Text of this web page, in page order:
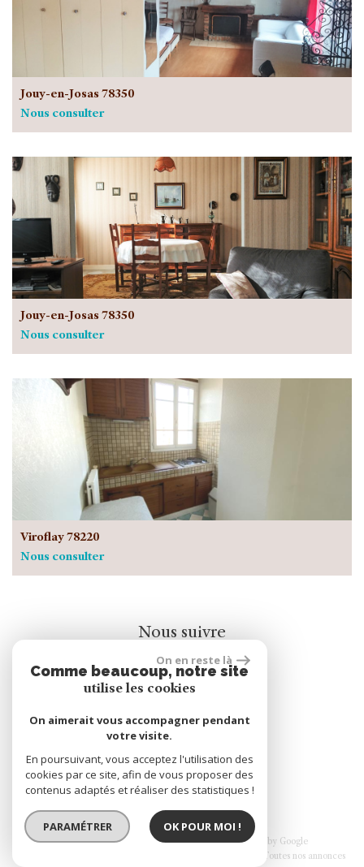
Jouy-en-Josas 78350
Nous consulter
Jouy-en-Josas 78350
Nous consulter
Viroflay 78220
Nous consulter
Nous suivre
rèalisé par
© 2026 | Tous droits réservés | Traduction powered by Google
Toutes nos annonces
On en reste là
Comme beaucoup, notre site
utilise les cookies
On aimerait vous accompagner pendant
votre visite.
En poursuivant, vous acceptez l'utilisation des
cookies par ce site, afin de vous proposer des
contenus adaptés et réaliser des statistiques !
PARAMÉTRER OK POUR MOI !